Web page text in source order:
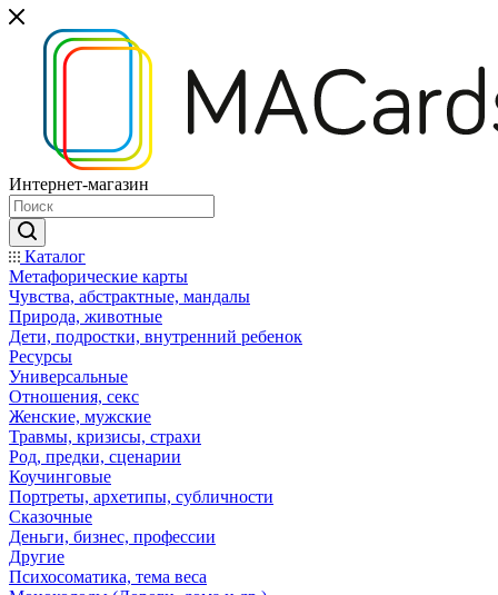
Интернет-магазин
Каталог
Mетафорические карты
Чувства, абстрактные, мандалы
Природа, животные
Дети, подростки, внутренний ребенок
Ресурсы
Универсальные
Отношения, секс
Женские, мужские
Травмы, кризисы, страхи
Род, предки, сценарии
Коучинговые
Портреты, архетипы, субличности
Сказочные
Деньги, бизнес, профессии
Другие
Психосоматика, тема веса